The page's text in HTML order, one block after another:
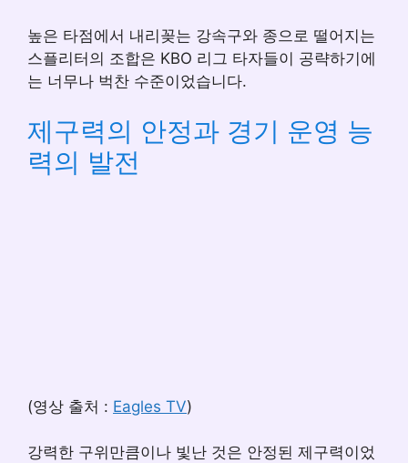
높은 타점에서 내리꽂는 강속구와 종으로 떨어지는
스플리터의 조합은 KBO 리그 타자들이 공략하기에
는 너무나 벅찬 수준이었습니다.
제구력의 안정과 경기 운영 능
력의 발전
(영상 출처 : Eagles TV)
강력한 구위만큼이나 빛난 것은 안정된 제구력이었